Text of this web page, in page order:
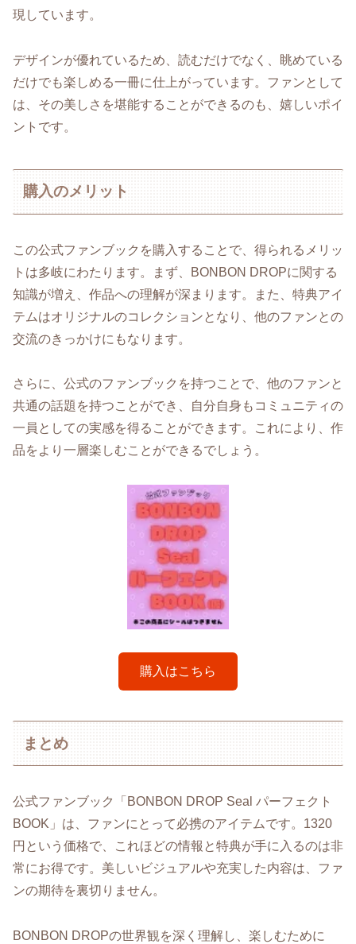
現しています。
デザインが優れているため、読むだけでなく、眺めている
だけでも楽しめる一冊に仕上がっています。ファンとして
は、その美しさを堪能することができるのも、嬉しいポイ
ントです。
購入のメリット
この公式ファンブックを購入することで、得られるメリッ
トは多岐にわたります。まず、BONBON DROPに関する
知識が増え、作品への理解が深まります。また、特典アイ
テムはオリジナルのコレクションとなり、他のファンとの
交流のきっかけにもなります。
さらに、公式のファンブックを持つことで、他のファンと
共通の話題を持つことができ、自分自身もコミュニティの
一員としての実感を得ることができます。これにより、作
品をより一層楽しむことができるでしょう。
購入はこちら
まとめ
公式ファンブック「BONBON DROP Seal パーフェクト
BOOK」は、ファンにとって必携のアイテムです。1320
円という価格で、これほどの情報と特典が手に入るのは非
常にお得です。美しいビジュアルや充実した内容は、ファ
ンの期待を裏切りません。
BONBON DROPの世界観を深く理解し、楽しむために